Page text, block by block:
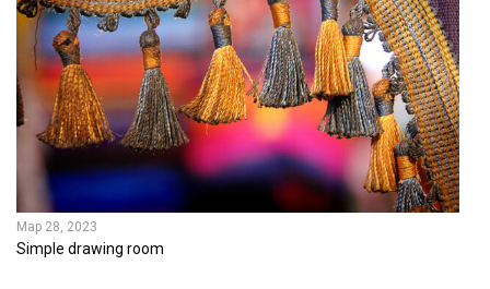
Мар 28, 2023
Simple drawing room